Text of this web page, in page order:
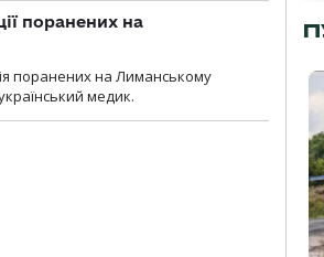
поранених на
поранених на Лиманському
медик.